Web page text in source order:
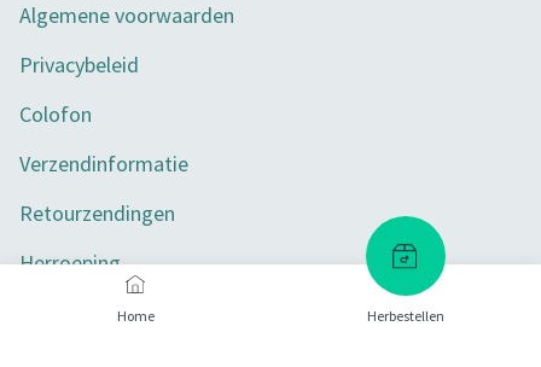
Home Herbestellen
Algemene voorwaarden
Privacybeleid
Colofon
Verzendinformatie
Retourzendingen
Herroeping
Toegankelijkheid